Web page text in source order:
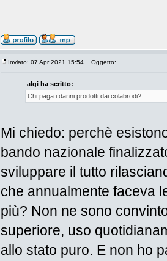
Inviato: 07 Apr 2021 15:54 Oggetto:
algi ha scritto:
Chi paga i danni prodotti dai colabrodi?
Mi chiedo: perchè
bando nazionale
sviluppare il tutto
che annualmente faceva
più? Non ne sono
superiore, uso
allo stato puro. E non ho